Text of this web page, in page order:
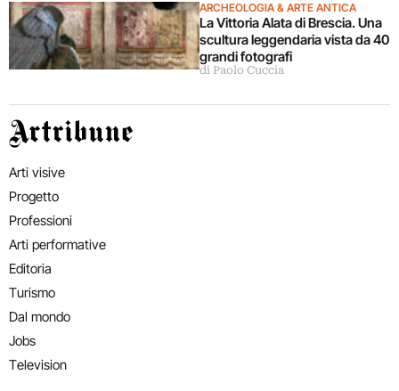
ARCHEOLOGIA & ARTE ANTICA
La Vittoria Alata di Brescia. Una
scultura leggendaria vista da 40
grandi fotografi
di Paolo Cuccia
Artribune
Arti visive
Progetto
Professioni
Arti performative
Editoria
Turismo
Dal mondo
Jobs
Television